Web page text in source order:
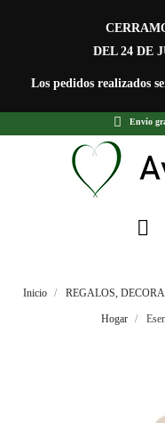
DEL 24 DE
Los pedidos realizados
Envío
Inicio REGALOS,
Hogar